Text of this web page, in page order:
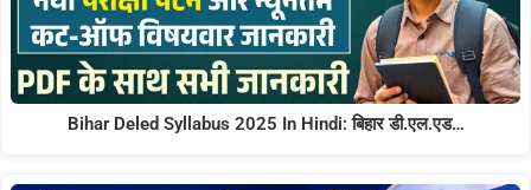
Bihar Deled Syllabus 2025 In Hindi: बिहार डी.एल.एड…